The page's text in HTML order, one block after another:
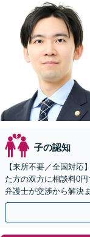
子の認知
【来所不要／全国対
た方の双方に相談料0
弁護士が交渉から解決
手金の返還保証もあり